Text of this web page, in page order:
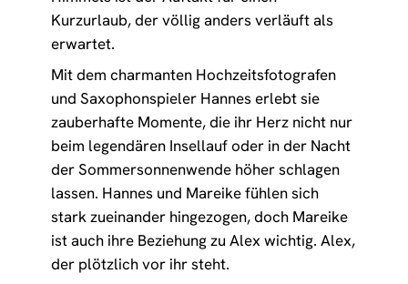
Kurzurlaub, der völlig anders verläuft als
erwartet.
Mit dem charmanten Hochzeitsfotografen
und Saxophonspieler Hannes erlebt sie
zauberhafte Momente, die ihr Herz nicht nur
beim legendären Insellauf oder in der Nacht
der Sommersonnenwende höher schlagen
lassen. Hannes und Mareike fühlen sich
stark zueinander hingezogen, doch Mareike
ist auch ihre Beziehung zu Alex wichtig. Alex,
der plötzlich vor ihr steht.